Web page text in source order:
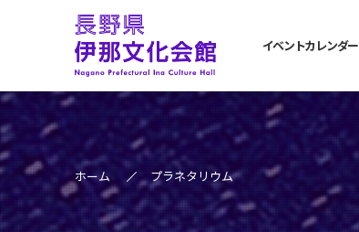
イベントカレンダー
ホーム プラネタリウム